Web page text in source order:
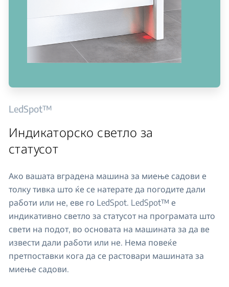
LedSpot™
Индикаторско светло за
статусот
Ако вашата вградена машина за миење садови е
толку тивка што ќе се натерате да погодите дали
работи или не, еве го LedSpot. LedSpot™ е
индикативно светло за статусот на програмата што
свети на подот, во основата на машината за да ве
извести дали работи или не. Нема повеќе
претпоставки кога да се растовари машината за
миење садови.